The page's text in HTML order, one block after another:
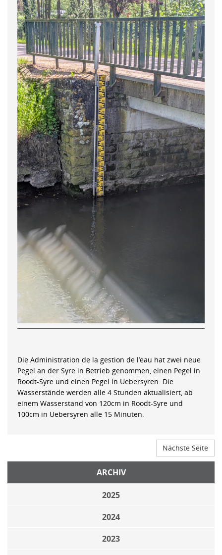
Die Administration de la gestion de l’eau hat zwei neue
Pegel an der Syre in Betrieb genommen, einen Pegel in
Roodt-Syre und einen Pegel in Uebersyren. Die
Wasserstände werden alle 4 Stunden aktualisiert, ab
einem Wasserstand von 120cm in Roodt-Syre und
100cm in Uebersyren alle 15 Minuten.
Nächste Seite
ARCHIV
2025
2024
2023